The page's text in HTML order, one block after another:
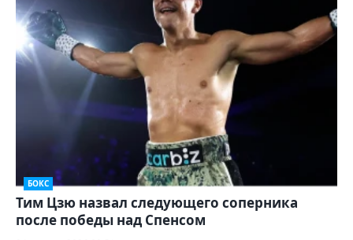
БОКС
Тим Цзю назвал следующего соперника
после победы над Спенсом